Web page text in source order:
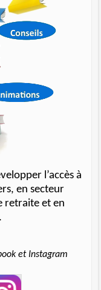
l’accès à
en secteur
retraite et en
et Instagram